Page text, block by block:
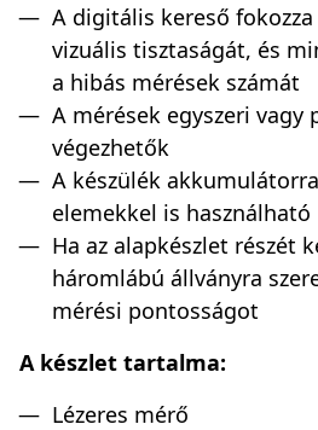
A digitális kereső
vizuális tisztaságát, és
a hibás mérések számát
A mérések egyszeri vagy
végezhetők
A készülék
elemekkel is használható
Ha az alapkészlet részét
háromlábú állványra
mérési pontosságot
A készlet tartalma:
Lézeres mérő